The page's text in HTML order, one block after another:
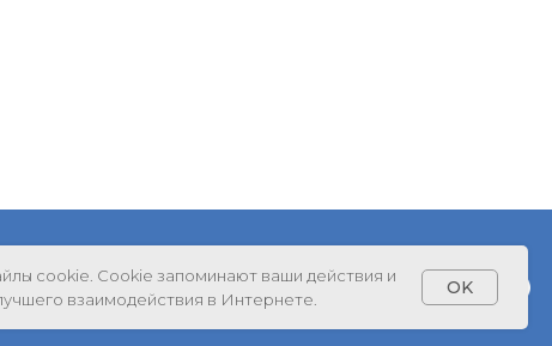
cookie. Cookie запоминают ваши действия и
взаимодействия в Интернете.
OK